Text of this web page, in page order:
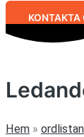
KONTAKTA
Hem » ordlistan